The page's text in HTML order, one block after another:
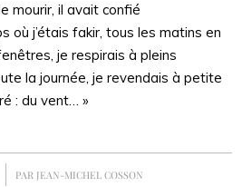
mourir, il avait confié
où j’étais fakir, tous les matins en
je respirais à pleins
la journée, je revendais à petite
: du vent… »
PAR JEAN-MICHEL COSSON